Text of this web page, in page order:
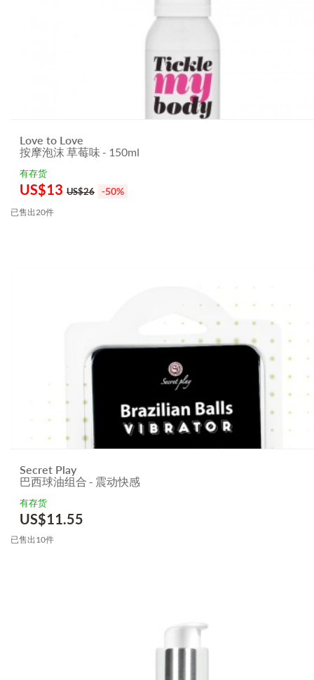
Love to Love
按摩泡沫 草莓味 - 150ml
有存货
US$13 US$26 -50%
已售出20件
Secret Play
巴西球油组合 - 震动快感
有存货
US$11.55
已售出10件